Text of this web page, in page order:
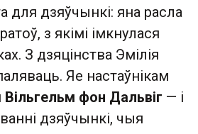
для дзяўчынкі: яна расла
з якімі імкнулася
З дзяцінства Эмілія
Яе настаўнікам
Вільгельм фон Дальвіг — і
дзяўчынкі, чыя